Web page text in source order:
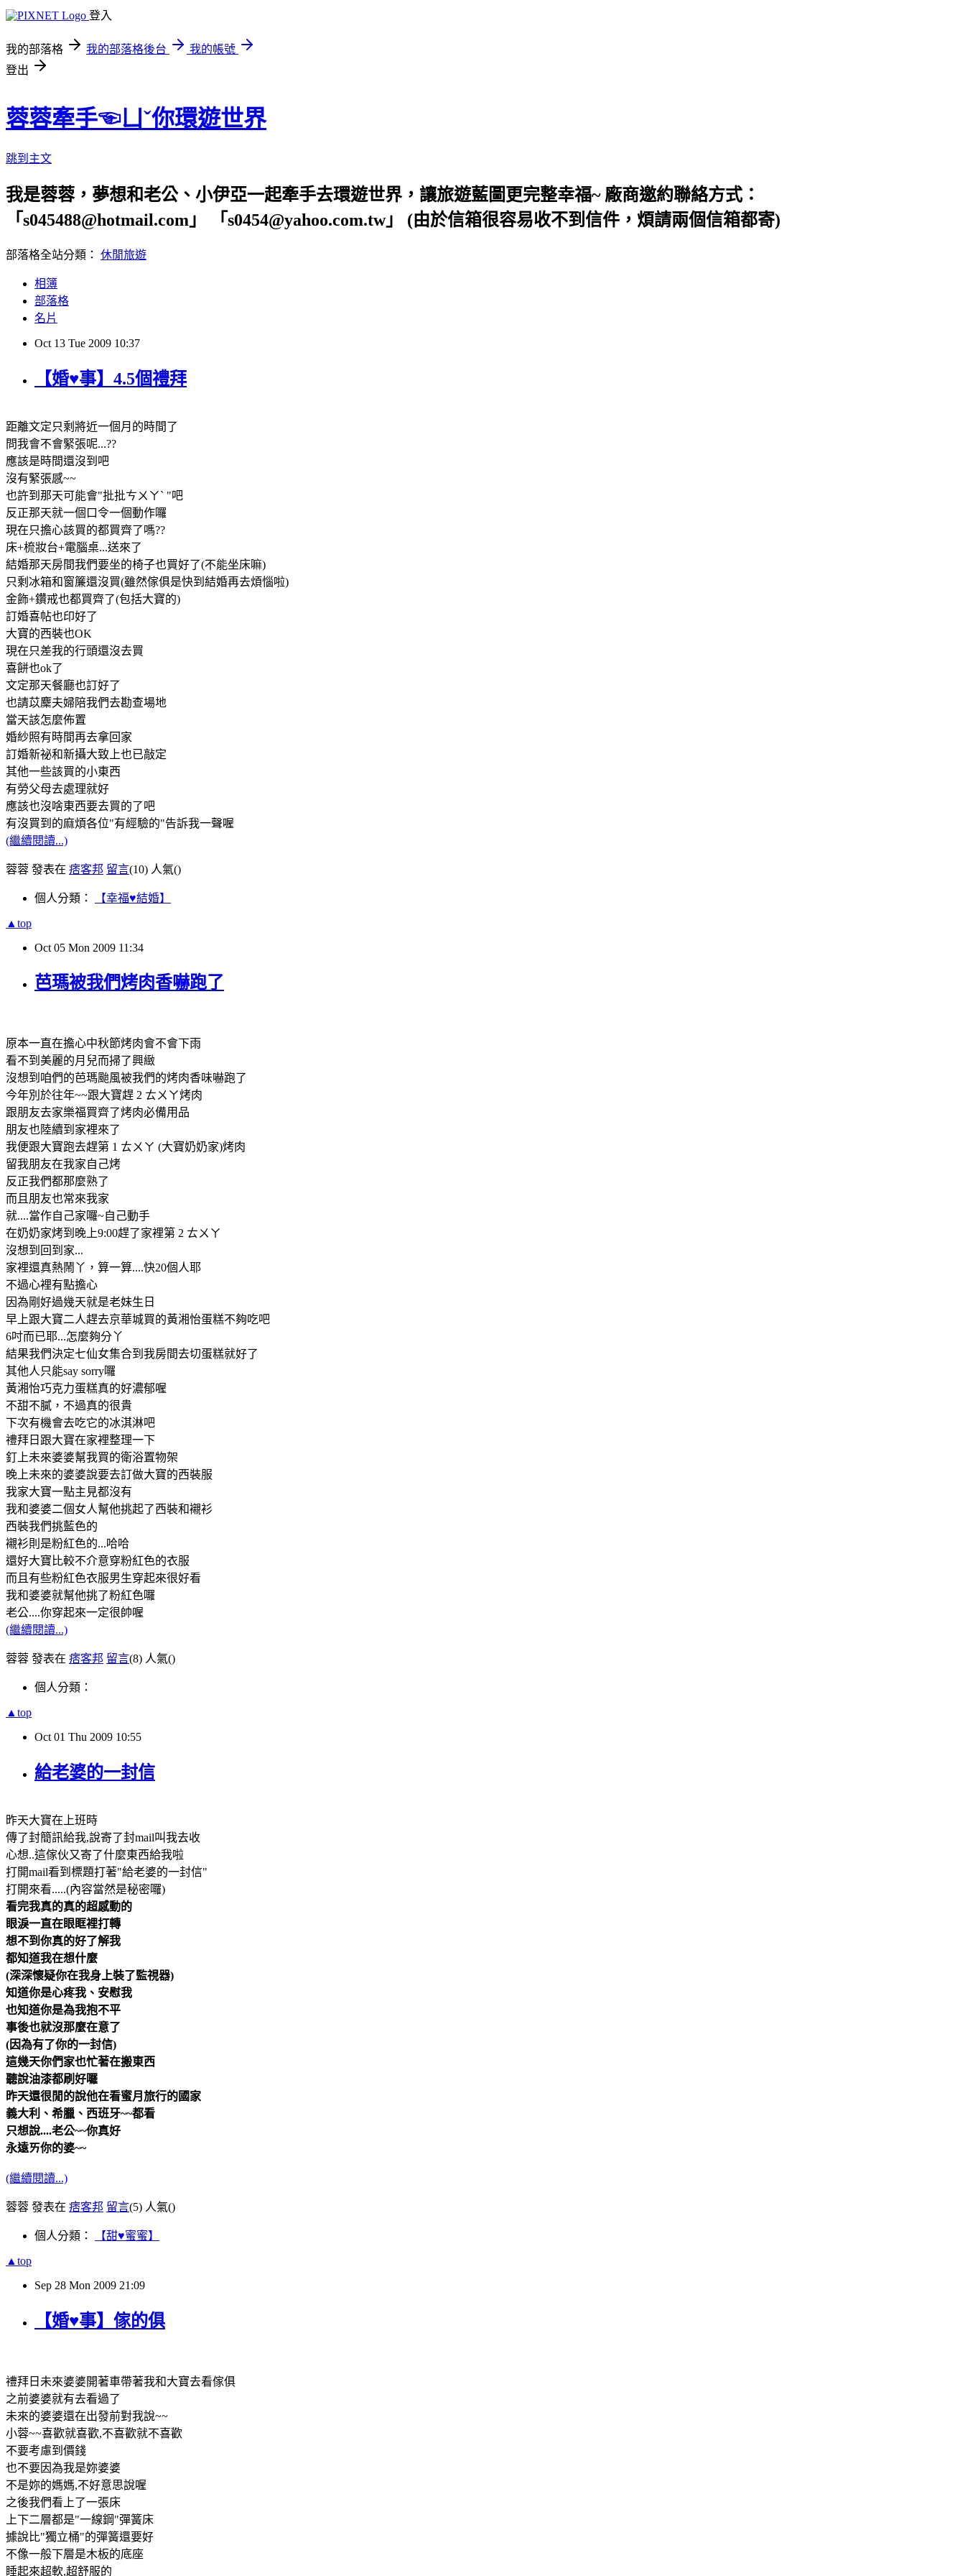
登入
我的部落格 我的部落格後台
我的帳號
登出
蓉蓉牽手☜ㄩˇ你環遊世界
跳到主文
我是蓉蓉，夢想和老公、小伊亞一起牽手去環遊世界，讓旅遊藍圖更完整幸福~ 廠商邀約聯絡方式：
「s045488@hotmail.com」 「s0454@yahoo.com.tw」 (由於信箱很容易收不到信件，煩請兩個信箱都寄)
部落格全站分類： 休閒旅遊
相簿
部落格
名片
Oct 13 Tue 2009 10:37
【婚♥事】4.5個禮拜
距離文定只剩將近一個月的時間了
問我會不會緊張呢...??
應該是時間還沒到吧
沒有緊張感~~
也許到那天可能會"批批ㄘㄨㄚˋ "吧
反正那天就一個口令一個動作囉
現在只擔心該買的都買齊了嗎??
床+梳妝台+電腦桌...送來了
結婚那天房間我們要坐的椅子也買好了(不能坐床嘛)
只剩冰箱和窗簾還沒買(雖然傢俱是快到結婚再去煩惱啦)
金飾+鑽戒也都買齊了(包括大寶的)
訂婚喜帖也印好了
大寶的西裝也OK
現在只差我的行頭還沒去買
喜餅也ok了
文定那天餐廳也訂好了
也請苡麇夫婦陪我們去勘查場地
當天該怎麼佈置
婚紗照有時間再去拿回家
訂婚新祕和新攝大致上也已敲定
其他一些該買的小東西
有勞父母去處理就好
應該也沒啥東西要去買的了吧
有沒買到的麻煩各位"有經驗的"告訴我一聲喔
(繼續閱讀...)
蓉蓉 發表在 痞客邦 留言(10) 人氣()
個人分類： 【幸福♥結婚】
▲top
Oct 05 Mon 2009 11:34
芭瑪被我們烤肉香嚇跑了
原本一直在擔心中秋節烤肉會不會下雨
看不到美麗的月兒而掃了興緻
沒想到咱們的芭瑪颱風被我們的烤肉香味嚇跑了
今年別於往年~~跟大寶趕 2 ㄊㄨㄚ烤肉
跟朋友去家樂福買齊了烤肉必備用品
朋友也陸續到家裡來了
我便跟大寶跑去趕第 1 ㄊㄨㄚ (大寶奶奶家)烤肉
留我朋友在我家自己烤
反正我們都那麼熟了
而且朋友也常來我家
就....當作自己家囉~自己動手
在奶奶家烤到晚上9:00趕了家裡第 2 ㄊㄨㄚ
沒想到回到家...
家裡還真熱鬧丫，算一算....快20個人耶
不過心裡有點擔心
因為剛好過幾天就是老妹生日
早上跟大寶二人趕去京華城買的黃湘怡蛋糕不夠吃吧
6吋而已耶...怎麼夠分丫
結果我們決定七仙女集合到我房間去切蛋糕就好了
其他人只能say sorry囉
黃湘怡巧克力蛋糕真的好濃郁喔
不甜不膩，不過真的很貴
下次有機會去吃它的冰淇淋吧
禮拜日跟大寶在家裡整理一下
釘上未來婆婆幫我買的衛浴置物架
晚上未來的婆婆說要去訂做大寶的西裝服
我家大寶一點主見都沒有
我和婆婆二個女人幫他挑起了西裝和襯衫
西裝我們挑藍色的
襯衫則是粉紅色的...哈哈
還好大寶比較不介意穿粉紅色的衣服
而且有些粉紅色衣服男生穿起來很好看
我和婆婆就幫他挑了粉紅色囉
老公....你穿起來一定很帥喔
(繼續閱讀...)
蓉蓉 發表在 痞客邦 留言(8) 人氣()
個人分類：
▲top
Oct 01 Thu 2009 10:55
給老婆的一封信
昨天大寶在上班時
傳了封簡訊給我,說寄了封mail叫我去收
心想..這傢伙又寄了什麼東西給我啦
打開mail看到標題打著"給老婆的一封信"
打開來看.....(內容當然是秘密囉)
看完我真的真的超感動的
眼淚一直在眼眶裡打轉
想不到你真的好了解我
都知道我在想什麼
(深深懷疑你在我身上裝了監視器)
知道你是心疼我、安慰我
也知道你是為我抱不平
事後也就沒那麼在意了
(因為有了你的一封信)
這幾天你們家也忙著在搬東西
聽說油漆都刷好囉
昨天還很閒的說他在看蜜月旅行的國家
義大利、希臘、西班牙~~都看
只想說....老公~~你真好
永遠ㄞ你的婆~~
(繼續閱讀...)
蓉蓉 發表在 痞客邦 留言(5) 人氣()
個人分類： 【甜♥蜜蜜】
▲top
Sep 28 Mon 2009 21:09
【婚♥事】傢的俱
禮拜日未來婆婆開著車帶著我和大寶去看傢俱
之前婆婆就有去看過了
未來的婆婆還在出發前對我說~~
小蓉~~喜歡就喜歡,不喜歡就不喜歡
不要考慮到價錢
也不要因為我是妳婆婆
不是妳的媽媽,不好意思說喔
之後我們看上了一張床
上下二層都是"一線鋼"彈簧床
據說比"獨立桶"的彈簧還要好
不像一般下層是木板的底座
睡起來超軟,超舒服的